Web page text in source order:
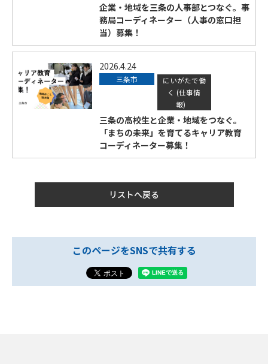
企業・地域を三条の人事部とつなぐ。事
務局コーディネーター（人事の窓口担
当）募集！
2026.4.24
三条市
にいがたで働
く (仕事情
報)
三条の高校生と企業・地域をつなぐ。
「まちの未来」を育てるキャリア教育
コーディネーター募集！
リストへ戻る
このページをSNSで共有する